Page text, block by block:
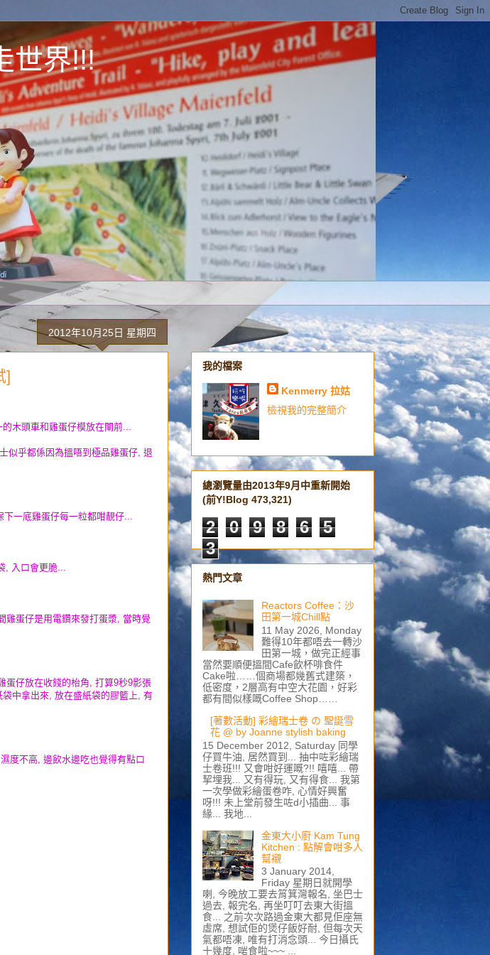
世界!!!
2012年10月25日 星期四
]
木頭車和雞蛋仔模放在閘前...
似乎都係因為搵唔到極品雞蛋仔, 退
一底雞蛋仔每一粒都咁靚仔...
入口會更脆...
雞蛋仔是用 電鑽來發打蛋漿, 當時覺
蛋仔放在收錢的枱角, 打算9秒9影張
中拿出來, 放在盛紙袋的膠籃上, 有
度不高, 邊飲水邊吃也覺得有點口
我的檔案
Kenmerry 拉姑
檢視我的完整簡介
總瀏覽量由2013年9月中重新開始
(前Y!Blog 473,321)
2 0 9 8 6
5
3
熱門文章
Reactors Coffee：沙
田第一城Chill點
11 May 2026, Monday
難得10年都唔去一轉沙
田第一城，做完正經事
當然要順便搵間Cafe飲杯啡食件
Cake啦……個商場都幾舊式建築，
低密度，2層高有中空大花園，好彩
都有間似樣嘅Coffee Shop……
[著數活動] 彩繪瑞士卷 の 聖誕雪
花 @ by Joanne stylish baking
15 December 2012, Saturday 同學
仔買牛油, 居然買到... 抽中咗彩繪瑞
士卷班!!! 又會咁好運嘅?!! 嘻嘻... 帶
挈埋我... 又有得玩, 又有得食... 我第
一次學做彩繪蛋卷咋, 心情好興奮
呀!!! 未上堂前發生咗d小插曲... 事
緣... 我地...
金東大小廚 Kam Tung
Kitchen : 點解會咁多人
幫襯
3 January 2014,
Friday 星期日就開學
喇, 今晚放工要去筲箕灣報名, 坐巴士
過去, 報完名, 再坐叮叮去東大街搵
食... 之前次次路過金東大都見佢座無
虛席, 想試佢的煲仔飯好耐, 但每次天
氣都唔凍, 唯有打消念頭... 今日攝氏
十幾度, 啱食啦~~~ ...